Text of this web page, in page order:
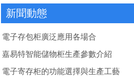
廠家
新聞動態
電子存包柜廣泛應用各場合
嘉易特智能儲物柜生產參數介紹
電子寄存柜的功能選擇與生產工藝